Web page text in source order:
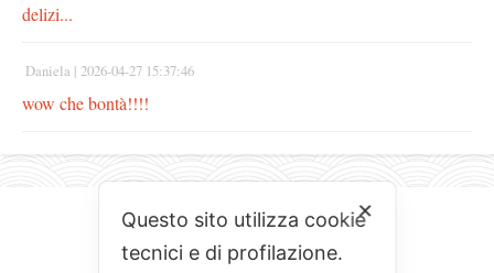
delizi...
Daniela | 2026-04-27 15:37:46
wow che bontà!!!!
✕
Questo sito utilizza cookie
tecnici e di profilazione.